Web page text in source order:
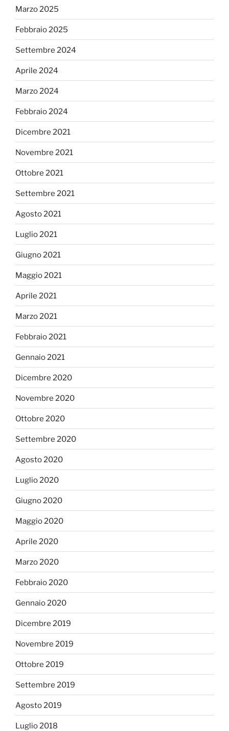
Marzo 2025
Febbraio 2025
Settembre 2024
Aprile 2024
Marzo 2024
Febbraio 2024
Dicembre 2021
Novembre 2021
Ottobre 2021
Settembre 2021
Agosto 2021
Luglio 2021
Giugno 2021
Maggio 2021
Aprile 2021
Marzo 2021
Febbraio 2021
Gennaio 2021
Dicembre 2020
Novembre 2020
Ottobre 2020
Settembre 2020
Agosto 2020
Luglio 2020
Giugno 2020
Maggio 2020
Aprile 2020
Marzo 2020
Febbraio 2020
Gennaio 2020
Dicembre 2019
Novembre 2019
Ottobre 2019
Settembre 2019
Agosto 2019
Luglio 2018